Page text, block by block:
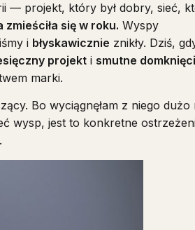
— projekt, który był dobry, sieć,
zmieściła się w roku. Wyspy
i błyskawicznie znikły. Dziś,
projekt i smutne
marki.
Bo wyciągnęłam z niego
wysp, jest to konkretne